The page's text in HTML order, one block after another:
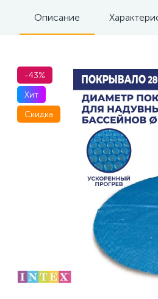
и уход
Описание
-43%
Хит
Скидка